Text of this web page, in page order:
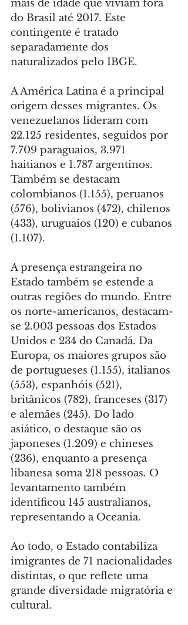
mais de idade que viviam fora
do Brasil até 2017. Este
contingente é tratado
separadamente dos
naturalizados pelo IBGE.
A América Latina é a principal
origem desses migrantes. Os
venezuelanos lideram com
22.125 residentes, seguidos por
7.709 paraguaios, 3.971
haitianos e 1.787 argentinos.
Também se destacam
colombianos (1.155), peruanos
(576), bolivianos (472), chilenos
(433), uruguaios (120) e cubanos
(1.107).
A presença estrangeira no
Estado também se estende a
outras regiões do mundo. Entre
os norte-americanos, destacam-
se 2.003 pessoas dos Estados
Unidos e 234 do Canadá. Da
Europa, os maiores grupos são
de portugueses (1.155), italianos
(553), espanhóis (521),
britânicos (782), franceses (317)
e alemães (245). Do lado
asiático, o destaque são os
japoneses (1.209) e chineses
(236), enquanto a presença
libanesa soma 218 pessoas. O
levantamento também
identificou 145 australianos,
representando a Oceania.
Ao todo, o Estado contabiliza
imigrantes de 71 nacionalidades
distintas, o que reflete uma
grande diversidade migratória e
cultural.